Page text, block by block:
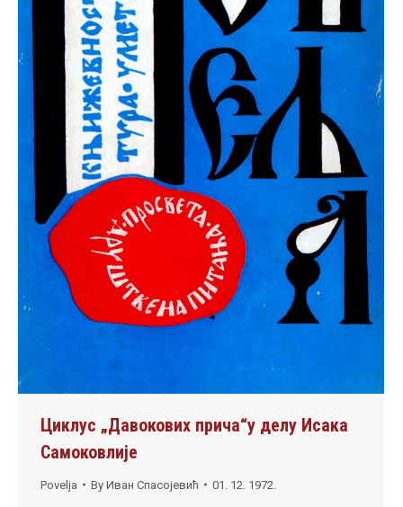
Циклус „Давокових прича“у делу Исака
Самоковлије
Povelja By Иван Спасојевић 01. 12. 1972.